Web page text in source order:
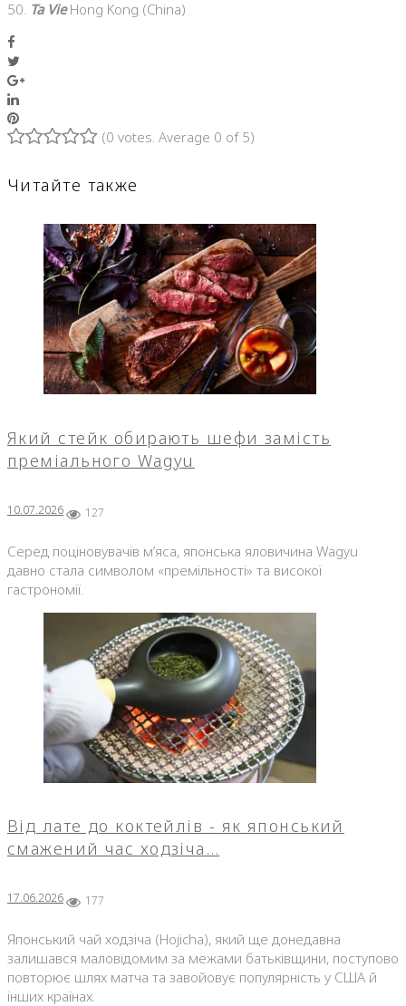
50. Ta VieHong Kong (China)
Google+
LinkedIn
Pinterest
(0 votes. Average 0 of 5)
Читайте также
Який стейк обирають шефи замість
преміального Wagyu
10.07.2026 127
Серед поціновувачів м’яса, японська яловичина Wagyu
давно стала символом «премільності» та високої
гастрономії.
Від лате до коктейлів - як японський
смажений час ходзіча…
17.06.2026 177
Японський чай ходзіча (Hojicha), який ще донедавна
залишався маловідомим за межами батьківщини, поступово
повторює шлях матча та завойовує популярність у США й
інших країнах.